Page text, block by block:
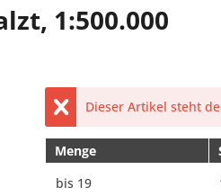
1:500.000
Dieser Artikel steht
Menge
bis 19